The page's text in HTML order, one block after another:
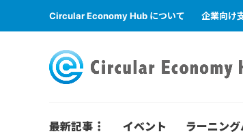
Circular Economy Hub について 企業向け
最新記事 イベント ラーニン